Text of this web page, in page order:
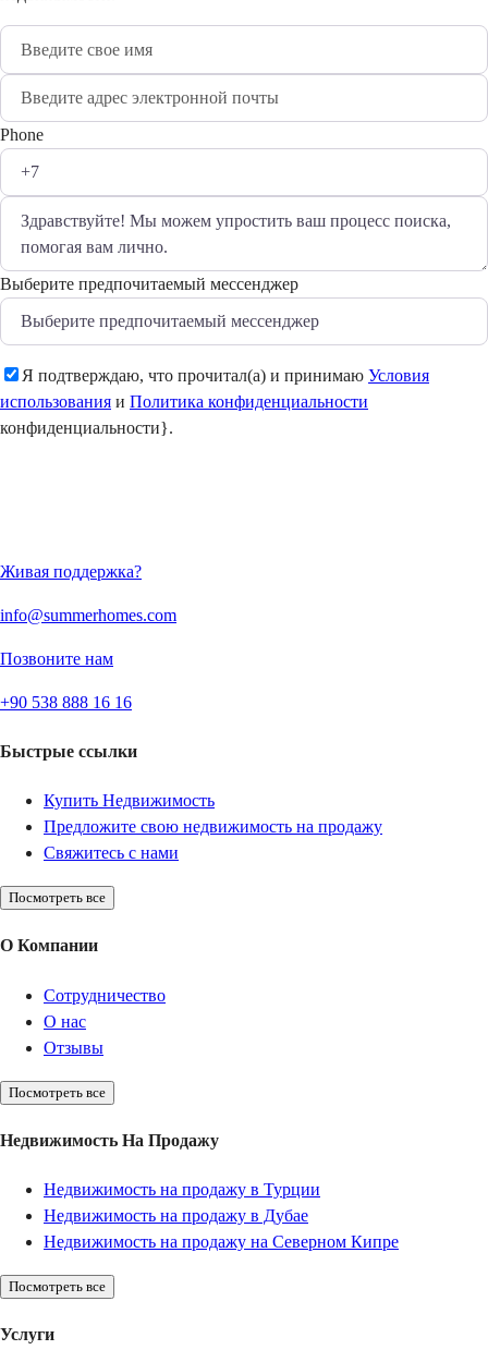
Phone
Выберите предпочитаемый мессенджер
Я подтверждаю, что прочитал(а) и принимаю Условия
использования и Политика конфиденциальности
конфиденциальности}.
Живая поддержка?
info@summerhomes.com
Позвоните нам
+90 538 888 16 16
Быстрые ссылки
Купить Недвижимость
Предложите свою недвижимость на продажу
Свяжитесь с нами
Посмотреть все
О Компании
Сотрудничество
О нас
Отзывы
Посмотреть все
Недвижимость На Продажу
Недвижимость на продажу в Турции
Недвижимость на продажу в Дубае
Недвижимость на продажу на Северном Кипре
Посмотреть все
Услуги